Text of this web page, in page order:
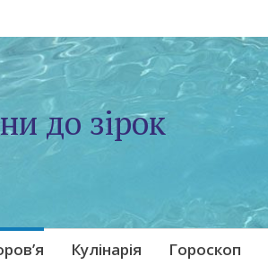
до зірок
Кулінарія Гороскоп